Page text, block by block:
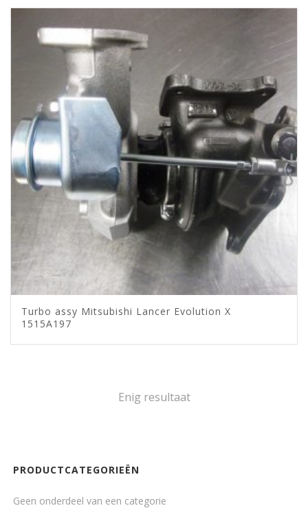
Turbo assy Mitsubishi Lancer Evolution X
1515A197
Enig resultaat
PRODUCTCATEGORIEËN
Geen onderdeel van een categorie